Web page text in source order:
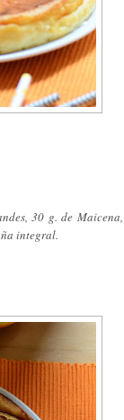
30 g. de Maicena,
integral.